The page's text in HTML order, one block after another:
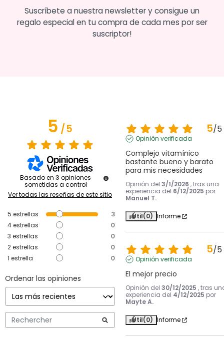
Suscríbete a nuestra newsletter y consigue un
regalo especial en tu compra de cada mes por ser
suscriptor!
5/5
Basado en 3 opiniones
sometidas a control
Ver todas las reseñas de este sitio
5 estrellas
3
4estrellas
0
3 estrellas
0
2estrellas
0
1 estrella 0
Ordenar las opiniones
5/5
Opinión verificada
Complejo vitamínico
bastante bueno y barato
para mis necesidades
Opinión del 3/1/2026 , tras una
experiencia del 6/12/2025 por
Manuel T.
Útil(0) Informe
5/5
Opinión verificada
El mejor precio
Opinión del 30/12/2025 , tras
experiencia del 4/12/2025 por
Mayte A.
Útil(0) Informe